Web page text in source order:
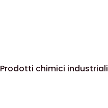
Prodotti chimici industriali